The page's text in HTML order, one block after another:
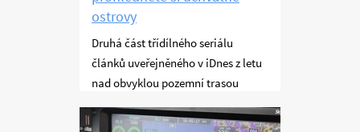
ostrovy
Druhá část třídílného seriálu
článků uveřejněného v iDnes z letu
nad obvyklou pozemní trasou
který jsem absolvoval s Janem
Létání